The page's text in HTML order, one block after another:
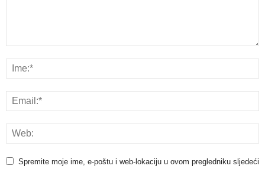
Spremite moje ime, e-poštu i web-lokaciju u ovom pregledniku sljedeći